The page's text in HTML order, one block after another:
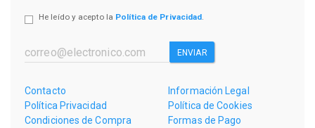
He leído y acepto la Política de Privacidad.
ENVIAR
Contacto
Información Legal
Política Privacidad
Política de Cookies
Condiciones de Compra
Formas de Pago